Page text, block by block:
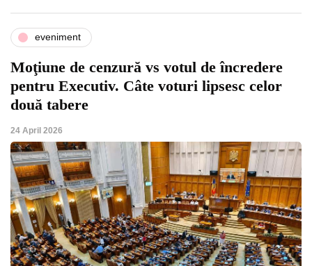
eveniment
Moţiune de cenzură vs votul de încredere
pentru Executiv. Câte voturi lipsesc celor
două tabere
24 April 2026